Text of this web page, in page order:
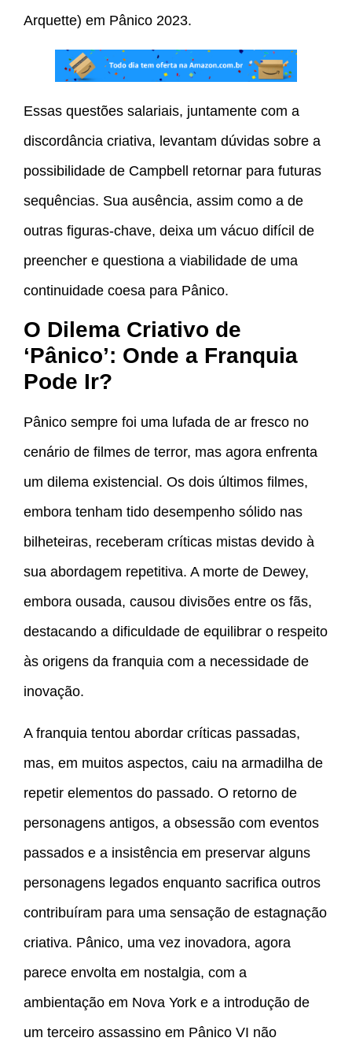
Arquette) em Pânico 2023.
Essas questões salariais, juntamente com a
discordância criativa, levantam dúvidas sobre a
possibilidade de Campbell retornar para futuras
sequências. Sua ausência, assim como a de
outras figuras-chave, deixa um vácuo difícil de
preencher e questiona a viabilidade de uma
continuidade coesa para Pânico.
O Dilema Criativo de
‘Pânico’: Onde a Franquia
Pode Ir?
Pânico sempre foi uma lufada de ar fresco no
cenário de filmes de terror, mas agora enfrenta
um dilema existencial. Os dois últimos filmes,
embora tenham tido desempenho sólido nas
bilheteiras, receberam críticas mistas devido à
sua abordagem repetitiva. A morte de Dewey,
embora ousada, causou divisões entre os fãs,
destacando a dificuldade de equilibrar o respeito
às origens da franquia com a necessidade de
inovação.
A franquia tentou abordar críticas passadas,
mas, em muitos aspectos, caiu na armadilha de
repetir elementos do passado. O retorno de
personagens antigos, a obsessão com eventos
passados e a insistência em preservar alguns
personagens legados enquanto sacrifica outros
contribuíram para uma sensação de estagnação
criativa. Pânico, uma vez inovadora, agora
parece envolta em nostalgia, com a
ambientação em Nova York e a introdução de
um terceiro assassino em Pânico VI não